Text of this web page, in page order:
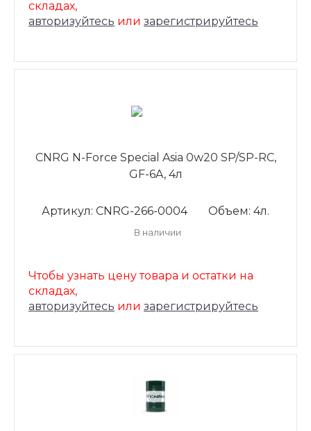
складах,
авторизуйтесь или зарегистрируйтесь
CNRG N-Force Special Asia 0w20 SP/SP-RC,
GF-6A, 4л
Артикул: CNRG-266-0004 Объем: 4л.
В наличии
Чтобы узнать цену товара и остатки на
складах,
авторизуйтесь или зарегистрируйтесь